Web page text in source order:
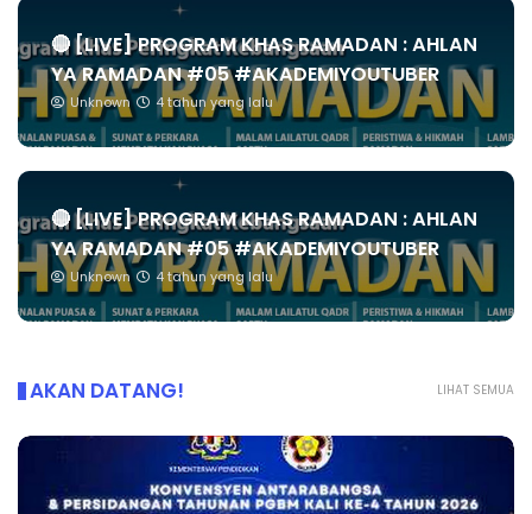
🔴 [LIVE] PROGRAM KHAS RAMADAN : AHLAN
YA RAMADAN #05 #AKADEMIYOUTUBER
Unknown 4 tahun yang lalu
🔴 [LIVE] PROGRAM KHAS RAMADAN : AHLAN
YA RAMADAN #05 #AKADEMIYOUTUBER
Unknown 4 tahun yang lalu
LIHAT SEMUA
AKAN DATANG!